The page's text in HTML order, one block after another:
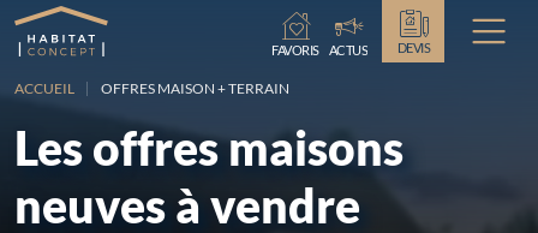
Chargement...
FAVORIS
ACTUS DEVIS
ACCUEIL OFFRES MAISON + TERRAIN
Les offres maisons
neuves à vendre